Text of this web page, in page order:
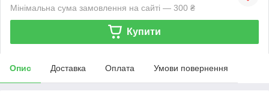
Мінімальна сума замовлення на сайті — 300 ₴
Купити
Опис Доставка Оплата Умови повернення